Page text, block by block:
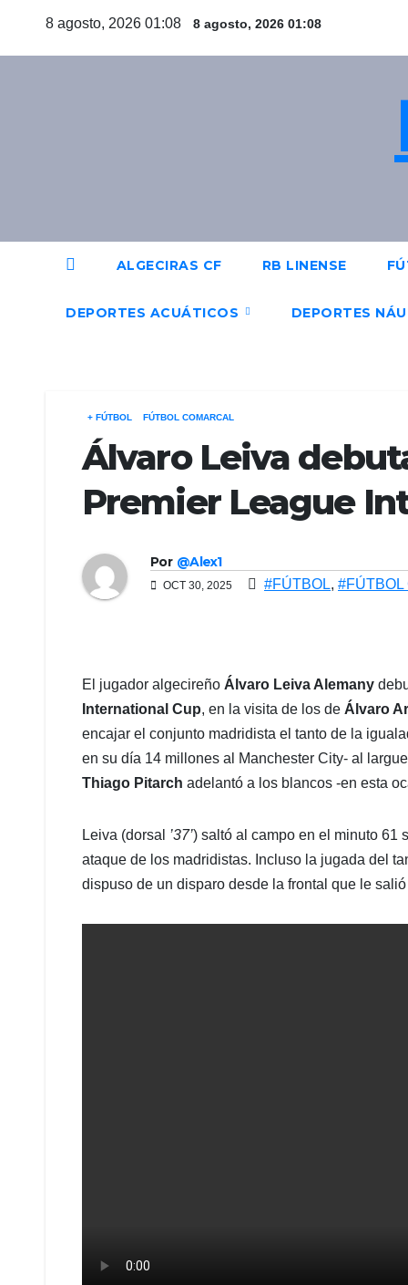
8 agosto, 2026 01:08 8 agosto, 2026 01:08
ALGECIRAS CF RB LINENSE
DEPORTES ACUÁTICOS DEPORTES
+ FÚTBOL FÚTBOL COMARCAL
Álvaro Leiva
Premier League
Por @Alex1
OCT 30, 2025 #FÚTBOL, #FÚTBOL
El jugador algecireño Álvaro Leiva Alemany
International Cup, en la visita de los de Álvaro
encajar el conjunto madridista el tanto de la
en su día 14 millones al Manchester City- al
Thiago Pitarch adelantó a los blancos -en esta
Leiva (dorsal ’37’) saltó al campo en el minuto 61
ataque de los madridistas. Incluso la jugada del
dispuso de un disparo desde la frontal que le